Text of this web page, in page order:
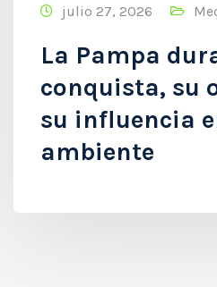
julio 27, 2026
La Pampa
conquista, su
su influencia
ambiente